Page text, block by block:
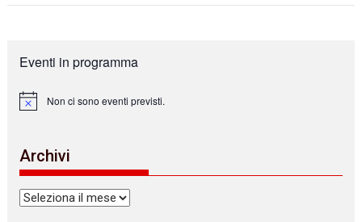
Eventi in programma
N
c
e
Non ci sono eventi previsti.
Archivi
Archivi